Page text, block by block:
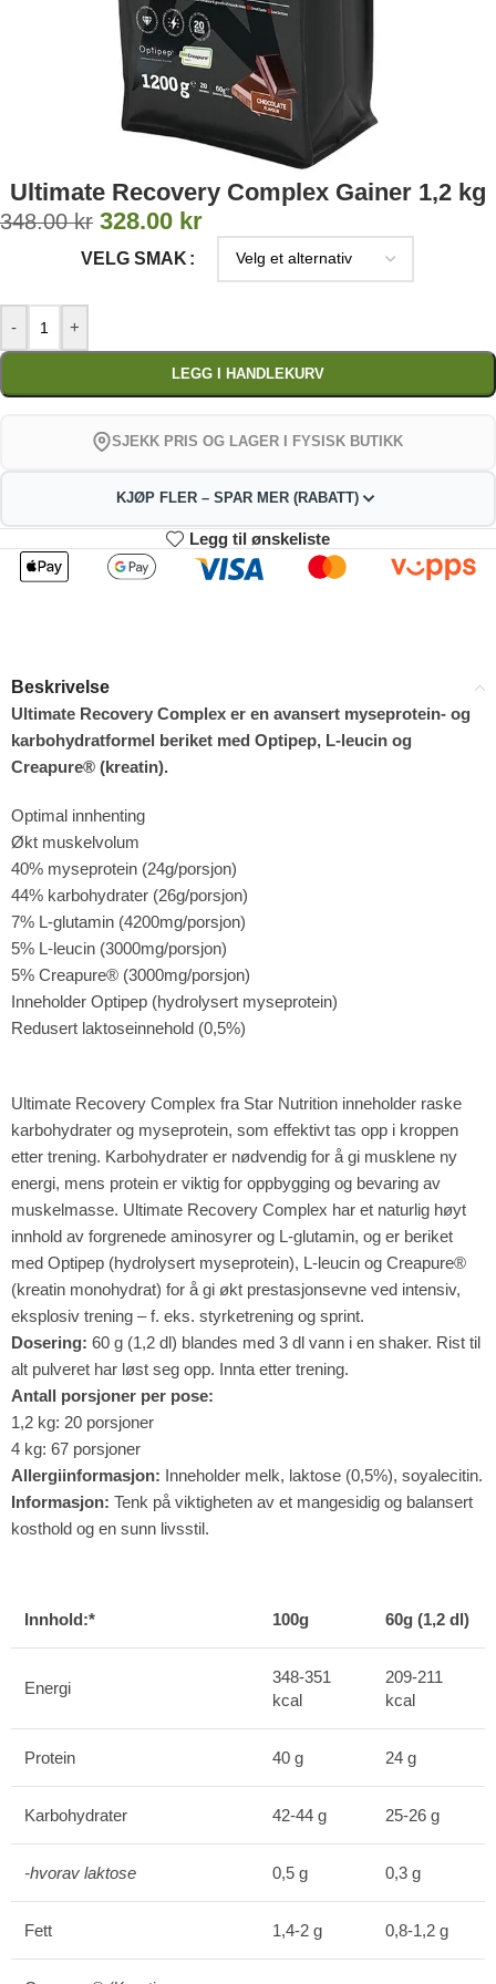
Ultimate Recovery Complex Gainer 1,2 kg
348.00kr 328.00 kr
VELG SMAK
- +
LEGG I HANDLEKURV
SJEKK PRIS OG LAGER I FYSISK BUTIKK
KJØP FLER – SPAR MER (RABATT)
2
324.72
kr
3-4
321.44
4%
Legg til ønskeliste
Beskrivelse
Ultimate Recovery Complex er en avansert myseprotein- og
karbohydratformel beriket med Optipep, L-leucin og
Creapure® (kreatin).
Optimal innhenting
Økt muskelvolum
40% myseprotein (24g/porsjon)
44% karbohydrater (26g/porsjon)
7% L-glutamin (4200mg/porsjon)
5% L-leucin (3000mg/porsjon)
5% Creapure® (3000mg/porsjon)
Inneholder Optipep (hydrolysert myseprotein)
Redusert laktoseinnehold (0,5%)
Ultimate Recovery Complex fra Star Nutrition inneholder raske
karbohydrater og myseprotein, som effektivt tas opp i kroppen
etter trening. Karbohydrater er nødvendig for å gi musklene ny
energi, mens protein er viktig for oppbygging og bevaring av
muskelmasse. Ultimate Recovery Complex har et naturlig høyt
innhold av forgrenede aminosyrer og L-glutamin, og er beriket
med Optipep (hydrolysert myseprotein), L-leucin og Creapure®
(kreatin monohydrat) for å gi økt prestasjonsevne ved intensiv,
eksplosiv trening – f. eks. styrketrening og sprint.
Dosering: 60 g (1,2 dl) blandes med 3 dl vann i en shaker. Rist til
alt pulveret har løst seg opp. Innta etter trening.
Antall porsjoner per pose:
1,2 kg: 20 porsjoner
4 kg: 67 porsjoner
Allergiinformasjon: Inneholder melk, laktose (0,5%), soyalecitin.
Informasjon: Tenk på viktigheten av et mangesidig og balansert
kosthold og en sunn livsstil.
Innhold:* 100g 60g (1,2 dl)
Energi
348-351
kcal
209-211
kcal
Protein 40 g 24 g
Karbohydrater 42-44 g 25-26 g
-hvorav laktose 0,5 g 0,3 g
Fett 1,4-2 g 0,8-1,2 g